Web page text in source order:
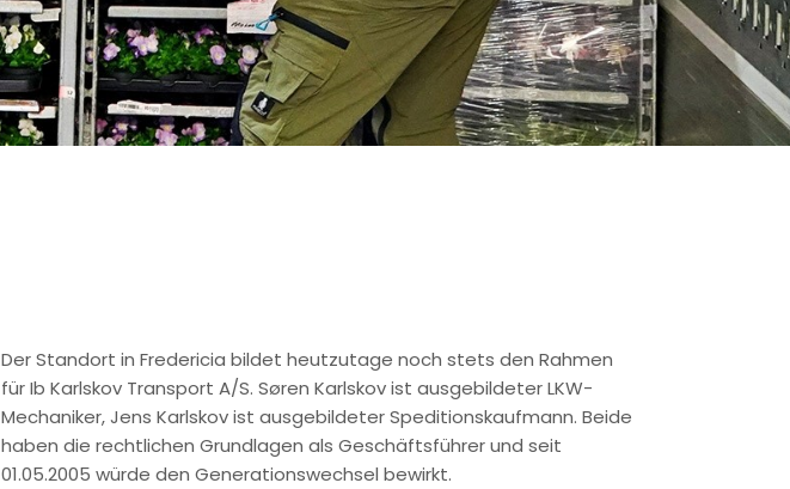
​Der Standort in Fredericia bildet heutzutage noch stets den Rahmen
für Ib Karlskov Transport A/S. Søren Karlskov ist ausgebildeter LKW-
Mechaniker, Jens Karlskov ist ausgebildeter Speditionskaufmann. Beide
haben die rechtlichen Grundlagen als Geschäftsführer und seit
01.05.2005 würde den Generationswechsel bewirkt.